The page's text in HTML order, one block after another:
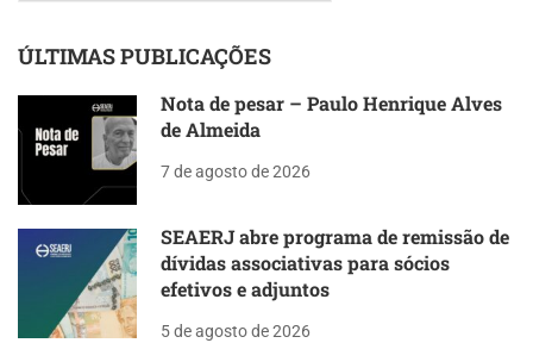
ÚLTIMAS PUBLICAÇÕES
Nota de pesar – Paulo Henrique Alves
de Almeida
7 de agosto de 2026
SEAERJ abre programa de remissão de
dívidas associativas para sócios
efetivos e adjuntos
5 de agosto de 2026